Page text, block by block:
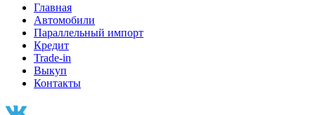
Главная
Автомобили
Параллельный импорт
Кредит
Trade-in
Выкуп
Контакты